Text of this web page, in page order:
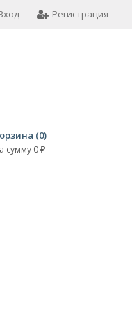
Регистрация
(0)
сумму 0 ₽